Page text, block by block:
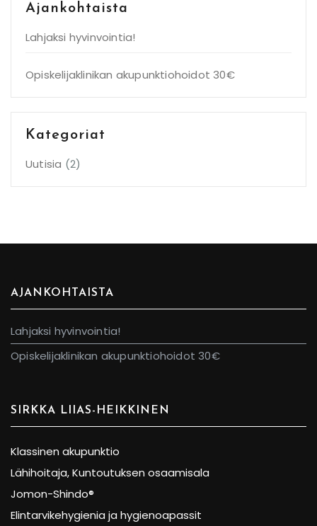
Ajankohtaista
Lahjaksi hyvinvointia!
Opiskelijaklinikan akupunktiohoidot 30€
Kategoriat
Uutisia (2)
AJANKOHTAISTA
Lahjaksi hyvinvointia!
Opiskelijaklinikan akupunktiohoidot 30€
SIRKKA LIIAS-HEIKKINEN
Klassinen akupunktio
Lähihoitaja, Kuntoutuksen osaamisala
Jomon-Shindo®
Elintarvikehygienia ja hygienoapassit